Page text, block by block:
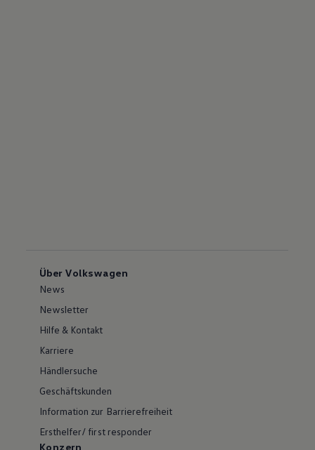
Über Volkswagen
News
Newsletter
Hilfe & Kontakt
Karriere
Händlersuche
Geschäftskunden
Information zur Barrierefreiheit
Ersthelfer/ first responder
Konzern